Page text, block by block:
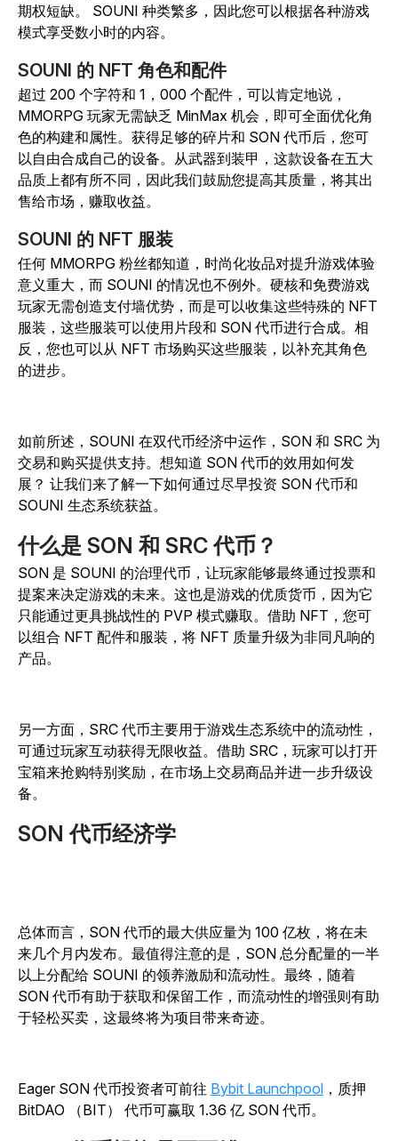
期权短缺。 SOUNI 种类繁多，因此您可以根据各种游戏
模式享受数小时的内容。
SOUNI 的 NFT 角色和配件
超过 200 个字符和 1，000 个配件，可以肯定地说，
MMORPG 玩家无需缺乏 MinMax 机会，即可全面优化角
色的构建和属性。获得足够的碎片和 SON 代币后，您可
以自由合成自己的设备。从武器到装甲，这款设备在五大
品质上都有所不同，因此我们鼓励您提高其质量，将其出
售给市场，赚取收益。
SOUNI 的 NFT 服装
任何 MMORPG 粉丝都知道，时尚化妆品对提升游戏体验
意义重大，而 SOUNI 的情况也不例外。硬核和免费游戏
玩家无需创造支付墙优势，而是可以收集这些特殊的 NFT
服装，这些服装可以使用片段和 SON 代币进行合成。相
反，您也可以从 NFT 市场购买这些服装，以补充其角色
的进步。
如前所述， SOUNI 在双代币经济中运作，SON 和 SRC 为
交易和购买提供支持。想知道 SON 代币的效用如何发
展？ 让我们来了解一下如何通过尽早投资 SON 代币和
SOUNI 生态系统获益。
什么是 SON 和 SRC 代币？
SON 是 SOUNI 的治理代币，让玩家能够最终通过投票和
提案来决定游戏的未来。这也是游戏的优质货币，因为它
只能通过更具挑战性的 PVP 模式赚取。借助 NFT，您可
以组合 NFT 配件和服装，将 NFT 质量升级为非同凡响的
产品。
另一方面，SRC 代币主要用于游戏生态系统中的流动性，
可通过玩家互动获得无限收益。借助 SRC，玩家可以打开
宝箱来抢购特别奖励，在市场上交易商品并进一步升级设
备。
SON 代币经济学
总体而言，SON 代币的最大供应量为 100 亿枚，将在未
来几个月内发布。最值得注意的是，SON 总分配量的一半
以上分配给 SOUNI 的领养激励和流动性。最终，随着
SON 代币有助于获取和保留工作，而流动性的增强则有助
于轻松买卖，这最终将为项目带来奇迹。
Eager SON 代币投资者可前往 Bybit Launchpool ，质押
BitDAO （BIT） 代币可赢取 1.36 亿 SON 代币。